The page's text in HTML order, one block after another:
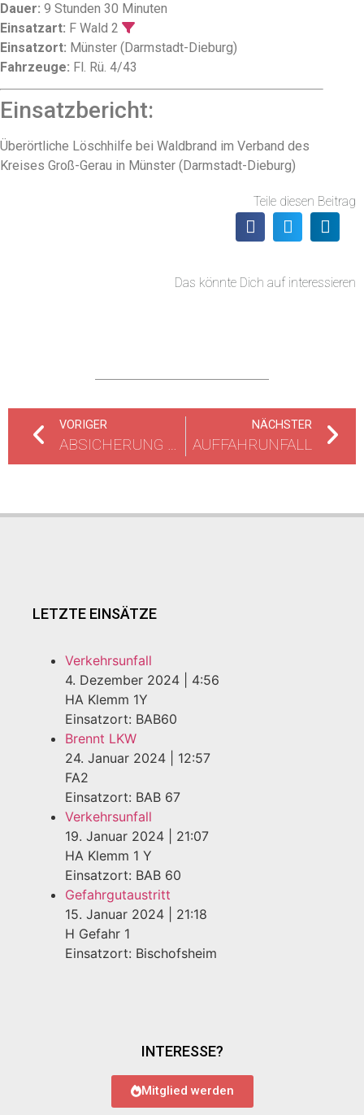
Dauer: 9 Stunden 30 Minuten
Einsatzart: F Wald 2
Einsatzort: Münster (Darmstadt-Dieburg)
Fahrzeuge: Fl. Rü. 4/43
Einsatzbericht:
Überörtliche Löschhilfe bei Waldbrand im Verband des
Kreises Groß-Gerau in Münster (Darmstadt-Dieburg)
Teile diesen Beitrag
Das könnte Dich auf interessieren
VORIGER
ABSICHERUNG PANNENFAHRZEUG
NÄCHSTER
AUFFAHRUNFALL
LETZTE EINSÄTZE
Verkehrsunfall
4. Dezember 2024
4:56
HA Klemm 1Y
Einsatzort: BAB60
Brennt LKW
24. Januar 2024
12:57
FA2
Einsatzort: BAB 67
Verkehrsunfall
19. Januar 2024
21:07
HA Klemm 1 Y
Einsatzort: BAB 60
Gefahrgutaustritt
15. Januar 2024
21:18
H Gefahr 1
Einsatzort: Bischofsheim
INTERESSE?
Mitglied werden